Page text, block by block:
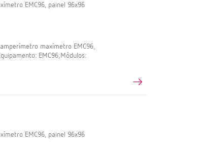
EMC96, painel 96x96
maxímetro EMC96,
EMC96;Módulos:
EMC96, painel 96x96